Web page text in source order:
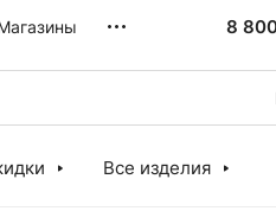
8
Все изделия